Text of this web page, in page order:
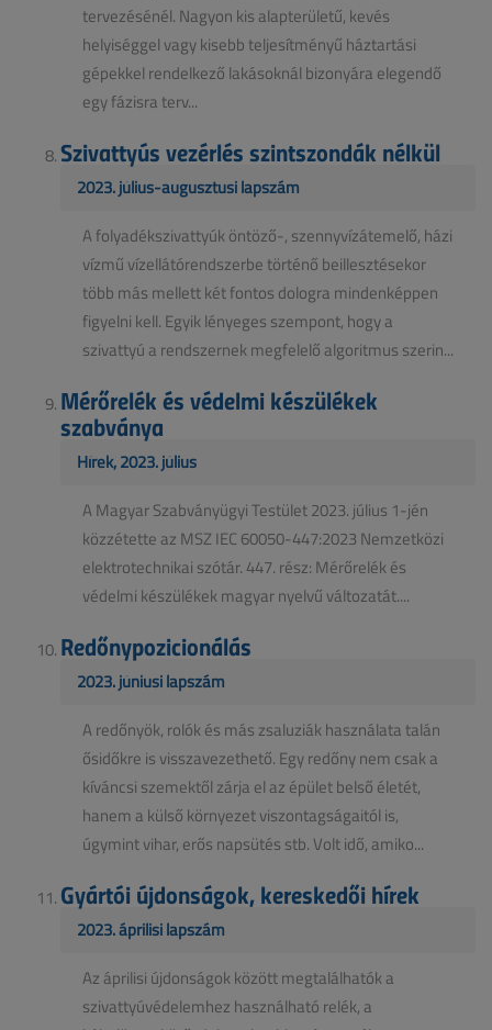
tervezésénél. Nagyon kis alapterületű, kevés
helyiséggel vagy kisebb teljesítményű háztartási
gépekkel rendelkező lakásoknál bizonyára elegendő
egy fázisra terv...
Szivattyús vezérlés szintszondák nélkül
2023. július-augusztusi lapszám
A folyadékszivattyúk öntöző-, szennyvízátemelő, házi
vízmű vízellátórendszerbe történő beillesztésekor
több más mellett két fontos dologra mindenképpen
figyelni kell. Egyik lényeges szempont, hogy a
szivattyú a rendszernek megfelelő algoritmus szerin...
Mérőrelék és védelmi készülékek
szabványa
Hírek, 2023. július
A Magyar Szabványügyi Testület 2023. július 1-jén
közzétette az MSZ IEC 60050-447:2023 Nemzetközi
elektrotechnikai szótár. 447. rész: Mérőrelék és
védelmi készülékek magyar nyelvű változatát....
Redőnypozicionálás
2023. júniusi lapszám
A redőnyök, rolók és más zsaluziák használata talán
ősidőkre is visszavezethető. Egy redőny nem csak a
kíváncsi szemektől zárja el az épület belső életét,
hanem a külső környezet viszontagságaitól is,
úgymint vihar, erős napsütés stb. Volt idő, amiko...
Gyártói újdonságok, kereskedői hírek
2023. áprilisi lapszám
Az áprilisi újdonságok között megtalálhatók a
szivattyúvédelemhez használható relék, a